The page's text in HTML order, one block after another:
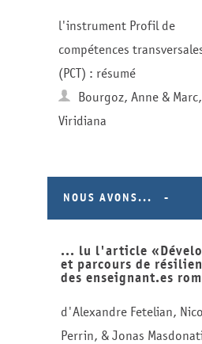
l'instrument Profil de
compétences
(PCT) : résumé
Bourgoz, Anne & Marc,
Viridiana
NOUS AVONS...
... lu l'article
et parcours de
des enseignant.es
d'Alexandre Fetelian,
Perrin, & Jonas